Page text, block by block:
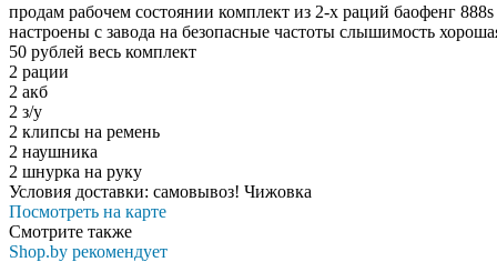
продам рабочем состоянии комплект из 2-х раций баофенг 888s
настроены с завода на безопасные частоты слышимость
50 рублей весь комплект
2 рации
2 акб
2 з/у
2 клипсы на ремень
2 наушника
2 шнурка на руку
Условия доставки: самовывоз! Чижовка
Посмотреть на карте
Смотрите также
Shop.by рекомендует